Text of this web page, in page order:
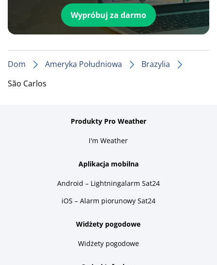
Wypróbuj za darmo
Dom Ameryka Południowa
Brazylia
São Carlos
Produkty Pro Weather
I'm Weather
Aplikacja mobilna
Android – Lightningalarm Sat24
iOS – Alarm piorunowy Sat24
Widżety pogodowe
Widżety pogodowe